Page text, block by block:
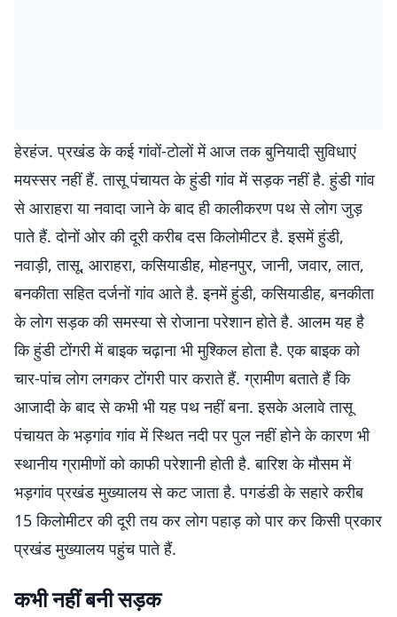
हेरहंज. प्रखंड के कई गांवों-टोलों में आज तक बुनियादी सुविधाएं
मयस्सर नहीं हैं. तासू पंचायत के हुंडी गांव में सड़क नहीं है. हुंडी गांव
से आराहरा या नवादा जाने के बाद ही कालीकरण पथ से लोग जुड़
पाते हैं. दोनों ओर की दूरी करीब दस किलोमीटर है. इसमें हुंडी,
नवाड़ी, तासू, आराहरा, कसियाडीह, मोहनपुर, जानी, जवार, लात,
बनकीता सहित दर्जनों गांव आते है. इनमें हुंडी, कसियाडीह, बनकीता
के लोग सड़क की समस्या से रोजाना परेशान होते है. आलम यह है
कि हुंडी टोंगरी में बाइक चढ़ाना भी मुश्किल होता है. एक बाइक को
चार-पांच लोग लगकर टोंगरी पार कराते हैं. ग्रामीण बताते हैं कि
आजादी के बाद से कभी भी यह पथ नहीं बना. इसके अलावे तासू
पंचायत के भड़गांव गांव में स्थित नदी पर पुल नहीं होने के कारण भी
स्थानीय ग्रामीणों को काफी परेशानी होती है. बारिश के मौसम में
भड़गांव प्रखंड मुख्यालय से कट जाता है. पगडंडी के सहारे करीब
15 किलोमीटर की दूरी तय कर लोग पहाड़ को पार कर किसी प्रकार
प्रखंड मुख्यालय पहुंच पाते हैं.
कभी नहीं बनी सड़क